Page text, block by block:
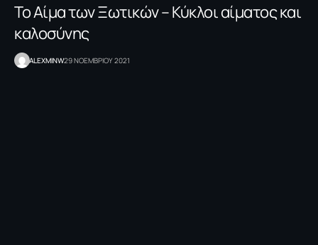
To Αίμα των Ξωτικών – Κύκλοι αίματος και
καλοσύνης
ALEXMINW29 ΝΟΕΜΒΡΙΟΥ 2021